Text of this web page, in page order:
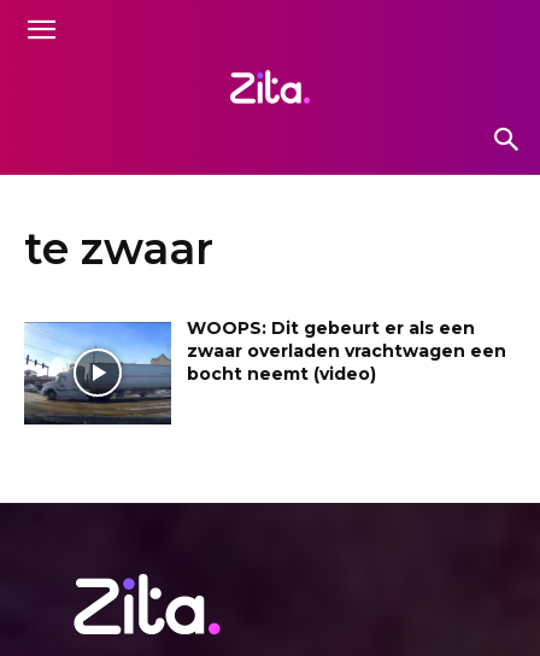
te zwaar
WOOPS: Dit gebeurt er als een
zwaar overladen vrachtwagen een
bocht neemt (video)